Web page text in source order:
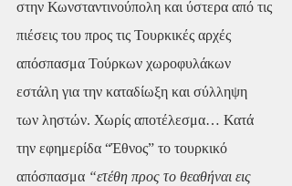
στην Κωνσταντινούπολη και ύστερα από τις
πιέσεις του προς τις Τουρκικές αρχές
απόσπασμα Τούρκων χωροφυλάκων
εστάλη για την καταδίωξη και σύλληψη
των ληστών. Χωρίς αποτέλεσμα… Κατά
την εφημερίδα “Έθνος” το τουρκικό
απόσπασμα “ετέθη προς το θεαθήναι εις